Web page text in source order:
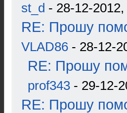
st_d - 28-12-
RE: Прошу
VLAD86 - 28-12-
RE: Прошу
prof343 - 29-12-
RE: Прошу